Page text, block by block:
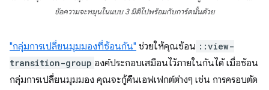
ข้อความจะหมุนในแบบ 3 มิติไปพร้อมกับการ์ดนั้นด้วย
"กลุ่มการเปลี่ยนมุมมองที่ซ้อนกัน" ช่วยให้คุณซ้อน ::view-
transition-group องค์ประกอบเสมือนไว้ภายในกันได้ เมื่อซ้อน
กลุ่มการเปลี่ยนมุมมอง คุณจะกู้คืนเอฟเฟกต์ต่างๆ เช่น การครอบตัด